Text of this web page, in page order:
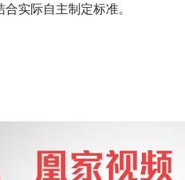
实际自主制定标准。